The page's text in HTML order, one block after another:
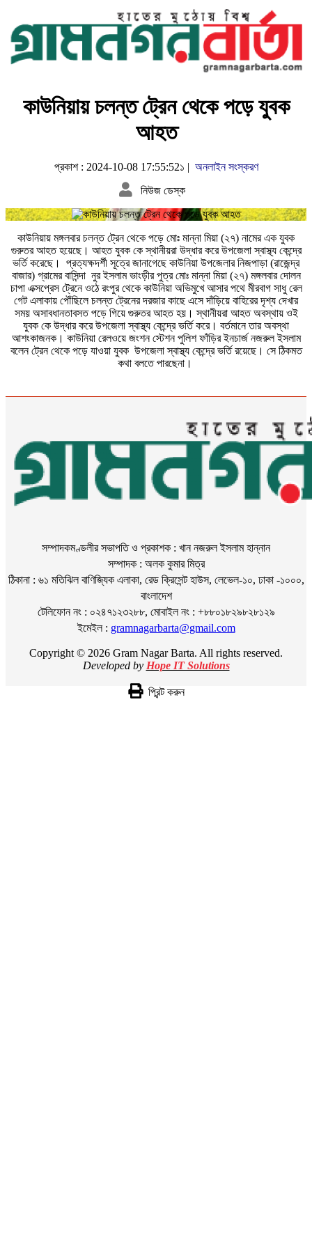
কাউনিয়ায় চলন্ত ট্রেন থেকে পড়ে যুবক
আহত
প্রকাশ : 2024-10-08 17:55:52১ | অনলাইন সংস্করণ
নিউজ ডেস্ক
কাউনিয়ায় মঙ্গলবার চলন্ত ট্রেন থেকে পড়ে মোঃ মান্না মিয়া (২৭) নামের এক যুবক
গুরুতর আহত হয়েছে। আহত যুবক কে স্থানীয়রা উদ্ধার করে উপজেলা স্বাস্থ্য কেন্দ্রে
ভর্তি করেছে। প্রত্যক্ষদর্শী সূত্রে জানাগেছে কাউনিয়া উপজেলার নিজপাড়া (রাজেন্দ্র
বাজার) গ্রামের বাসিন্দা নুর ইসলাম ভাংড়ীর পুত্র মোঃ মান্না মিয়া (২৭) মঙ্গলবার দোলন
চাপা এক্সপ্রেস ট্রেনে ওঠে রংপুর থেকে কাউনিয়া অভিমুখে আসার পথে মীরবাগ সাধু রেল
গেট এলাকায় পৌঁছিলে চলন্ত ট্রেনের দরজার কাছে এসে দাঁড়িয়ে বাহিরের দৃশ্য দেখার
সময় অসাবধানতাবসত পড়ে গিয়ে গুরুতর আহত হয়। স্থানীয়রা আহত অবস্থায় ওই
যুবক কে উদ্ধার করে উপজেলা স্বাস্থ্য কেন্দ্রে ভর্তি করে। বর্তমানে তার অবস্থা
আশংকাজনক। কাউনিয়া রেলওয়ে জংশন স্টেশন পুলিশ ফাঁড়ির ইনচার্জ নজরুল ইসলাম
বলেন ট্রেন থেকে পড়ে যাওয়া যুবক উপজেলা স্বাস্থ্য কেন্দ্রে ভর্তি রয়েছে। সে ঠিকমত
কথা বলতে পারছেনা।
সম্পাদকমণ্ডলীর সভাপতি ও প্রকাশক : খান নজরুল ইসলাম হান্নান
সম্পাদক : অলক কুমার মিত্র
ঠিকানা : ৬১ মতিঝিল বাণিজ্যিক এলাকা, রেড ক্রিসেন্ট হাউস, লেভেল-১০, ঢাকা -১০০০,
বাংলাদেশ
টেলিফোন নং : ০২৪৭১২৩২৮৮, মোবাইল নং : +৮৮০১৮২৯৮২৮১২৯
ইমেইল : gramnagarbarta@gmail.com
Copyright © 2026 Gram Nagar Barta. All rights reserved.
Developed by Hope IT Solutions
প্রিন্ট করুন